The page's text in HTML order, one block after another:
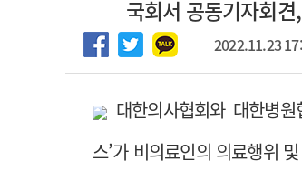
마취통증의학과 임기
국회서 공동기자회
2022.11.23
대한의사협회와 대한병
스’가 비의료인의 의료행위